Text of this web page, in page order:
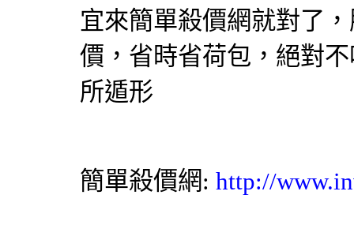
宜來簡單殺價網就對了
價 ，省時省荷包，絕對
所遁形
簡單殺價網: http://